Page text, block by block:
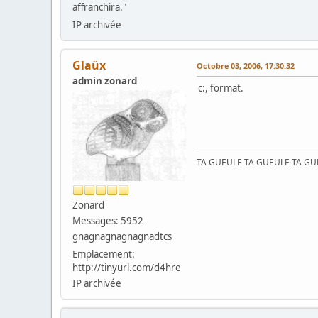
affranchira."
IP archivée
Glaüx
admin zonard
Zonard
Messages: 5952
gnagnagnagnagnadtcs
Emplacement:
http://tinyurl.com/d4hre
IP archivée
Octobre 03, 2006, 17:30:32
c:, format.
TA GUEULE TA GUEULE TA